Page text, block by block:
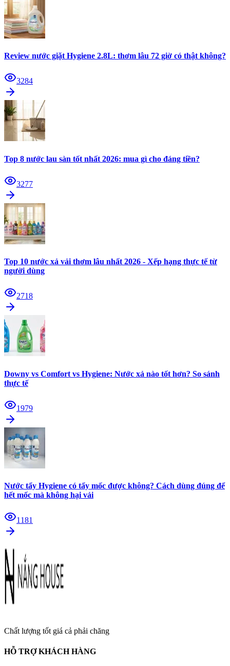
Review nước giặt Hygiene 2.8L: thơm lâu 72 giờ có thật không?
3284
Top 8 nước lau sàn tốt nhất 2026: mua gì cho đáng tiền?
3277
Top 10 nước xả vải thơm lâu nhất 2026 - Xếp hạng thực tế từ
người dùng
2718
Downy vs Comfort vs Hygiene: Nước xả nào tốt hơn? So sánh
thực tế
1979
Nước tẩy Hygiene có tẩy mốc được không? Cách dùng đúng để
hết mốc mà không hại vải
1181
Chất lượng tốt giá cả phải chăng
HỖ TRỢ KHÁCH HÀNG